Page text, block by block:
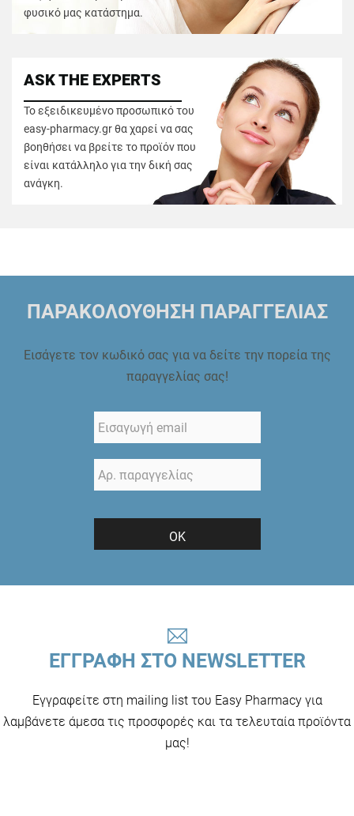
φυσικό μας κατάστημα.
ASK THE EXPERTS
Το εξειδικευμένο προσωπικό του
easy-pharmacy.gr θα χαρεί να σας
βοηθήσει να βρείτε το προϊόν που
είναι κατάλληλο για την δική σας
ανάγκη.
ΠΑΡΑΚΟΛΟΥΘΗΣΗ ΠΑΡΑΓΓΕΛΙΑΣ
Εισάγετε τον κωδικό σας για να δείτε την πορεία της
παραγγελίας σας!
ΟΚ
ΕΓΓΡΑΦΗ ΣΤΟ NEWSLETTER
Εγγραφείτε στη mailing list του Easy Pharmacy για
λαμβάνετε άμεσα τις προσφορές και τα τελευταία προϊόντα
μας!